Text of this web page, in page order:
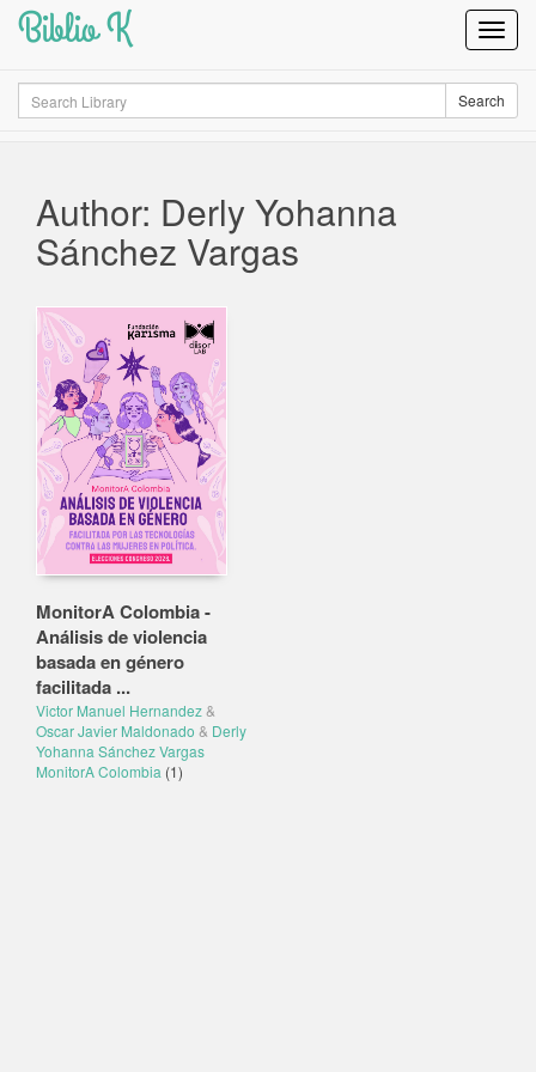
Biblio K
Search Search
Author: Derly Yohanna
Sánchez Vargas
MonitorA Colombia -
Análisis de violencia
basada en género
facilitada ...
Victor Manuel Hernandez&
Oscar Javier Maldonado & Derly
Yohanna Sánchez Vargas
MonitorA Colombia (1)